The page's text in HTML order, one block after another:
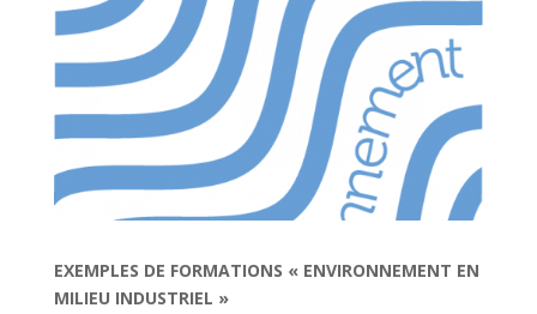
EXEMPLES DE FORMATIONS « ENVIRONNEMENT EN
MILIEU INDUSTRIEL »